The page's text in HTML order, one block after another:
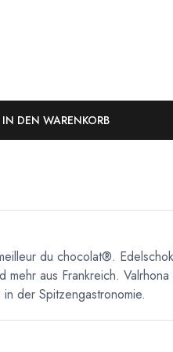
IN DEN WARENKORB
du chocolat®.
mehr aus Frankreich.
der Spitzengastronomie.